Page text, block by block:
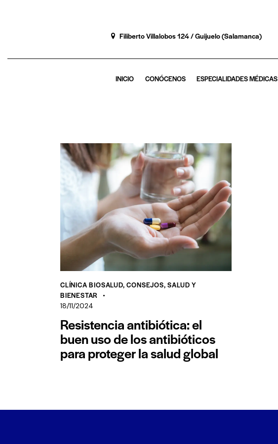
Filiberto Villalobos 124 / Guijuelo (Salamanca)
INICIO CONÓCENOS ESPECIALIDADES MÉDICAS
CLÍNICA BIOSALUD,CONSEJOS,SALUD Y
BIENESTAR
18/11/2024
Resistencia antibiótica: el
buen uso de los antibióticos
para proteger la salud global